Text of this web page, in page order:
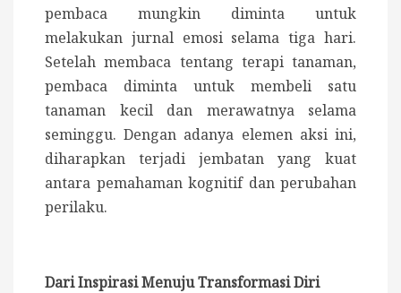
pembaca mungkin diminta untuk
melakukan jurnal emosi selama tiga hari.
Setelah membaca tentang terapi tanaman,
pembaca diminta untuk membeli satu
tanaman kecil dan merawatnya selama
seminggu. Dengan adanya elemen aksi ini,
diharapkan terjadi jembatan yang kuat
antara pemahaman kognitif dan perubahan
perilaku.
Dari Inspirasi Menuju Transformasi Diri